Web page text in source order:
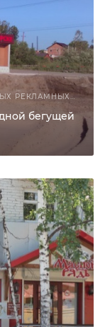
ИЗГОТОВЛЕНИЕ И МОНТАЖ СВЕТОДИОДНЫХ РЕКЛАМНЫХ КОНСТРУКЦИЙ
бегущей